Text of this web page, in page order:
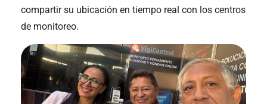
compartir su ubicación en tiempo real con los centros
de monitoreo.